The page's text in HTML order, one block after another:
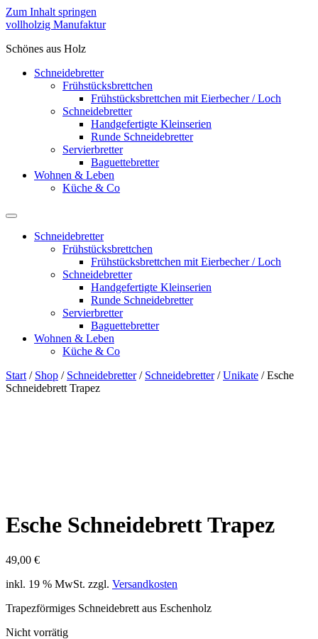
Zum Inhalt springen
vollholzig Manufaktur
Schönes aus Holz
Schneidebretter
Frühstücksbrettchen
Frühstücksbrettchen mit Eierbecher / Loch
Schneidebretter
Handgefertigte Kleinserien
Runde Schneidebretter
Servierbretter
Baguettebretter
Wohnen & Leben
Küche & Co
Schneidebretter
Frühstücksbrettchen
Frühstücksbrettchen mit Eierbecher / Loch
Schneidebretter
Handgefertigte Kleinserien
Runde Schneidebretter
Servierbretter
Baguettebretter
Wohnen & Leben
Küche & Co
Start / Shop / Schneidebretter/ Schneidebretter/Unikate / Esche
Schneidebrett Trapez
Esche Schneidebrett Trapez
49,00 €
inkl. 19 % MwSt. zzgl. Versandkosten
Trapezförmiges Schneidebrett aus Eschenholz
Nicht vorrätig